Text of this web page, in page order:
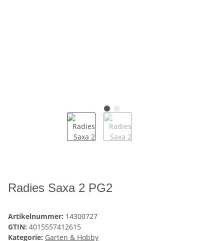
Radies Saxa 2 PG2
Artikelnummer: 14300727
GTIN: 4015557412615
Kategorie: Garten & Hobby